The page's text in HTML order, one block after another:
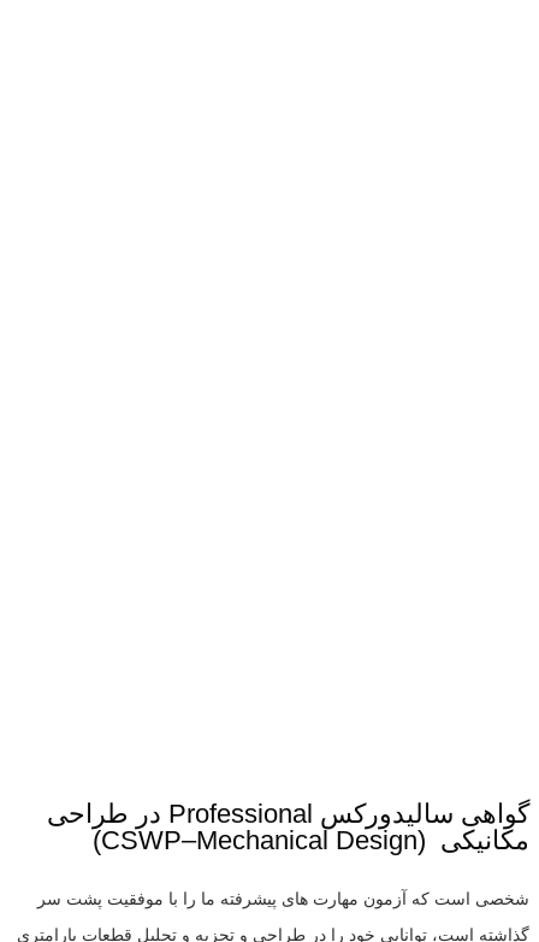
گواهی سالیدورکس Professional در طراحی
مکانیکی (CSWP–Mechanical Design)
شخصی است که آزمون مهارت های پیشرفته ما را با موفقیت پشت سر
گذاشته است، توانایی خود را در طراحی و تجزیه و تحلیل قطعات پارامتری